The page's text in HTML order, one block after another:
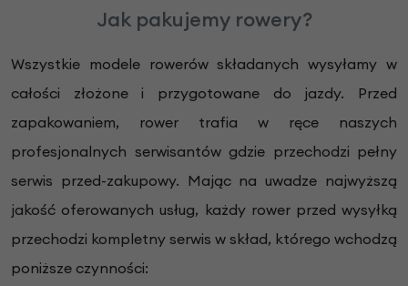
Jak pakujemy rowery?
Wszystkie modele rowerów składanych wysyłamy w
całości złożone i przygotowane do jazdy. Przed
zapakowaniem, rower trafia w ręce naszych
profesjonalnych serwisantów gdzie przechodzi pełny
serwis przed-zakupowy. Mając na uwadze najwyższą
jakość oferowanych usług, każdy rower przed wysyłką
przechodzi kompletny serwis w skład, którego wchodzą
poniższe czynności: